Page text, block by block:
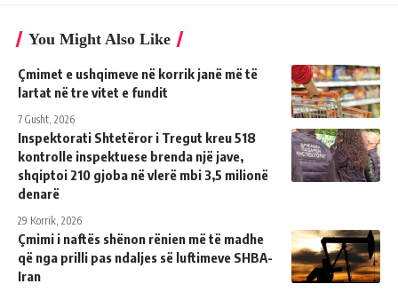
You Might Also Like
Çmimet e ushqimeve në korrik janë më të
lartat në tre vitet e fundit
7 Gusht, 2026
Inspektorati Shtetëror i Tregut kreu 518
kontrolle inspektuese brenda një jave,
shqiptoi 210 gjoba në vlerë mbi 3,5 milionë
denarë
29 Korrik, 2026
Çmimi i naftës shënon rënien më të madhe
që nga prilli pas ndaljes së luftimeve SHBA-
Iran